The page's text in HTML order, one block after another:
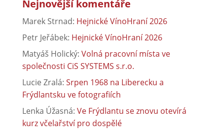
Nejnovější komentáře
Marek Strnad: Hejnické VínoHraní 2026
Petr Jeřábek: Hejnické VínoHraní 2026
Matyáš Holický: Volná pracovní místa ve
společnosti CiS SYSTEMS s.r.o.
Lucie Zralá: Srpen 1968 na Liberecku a
Frýdlantsku ve fotografiích
Lenka Úžasná: Ve Frýdlantu se znovu otevírá
kurz včelařství pro dospělé